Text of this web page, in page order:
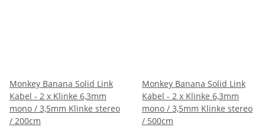
Monkey Banana Solid Link
Kabel - 2 x Klinke 6,3mm
mono / 3,5mm Klinke stereo
/ 200cm
Monkey Banana Solid Link
Kabel - 2 x Klinke 6,3mm
mono / 3,5mm Klinke stereo
/ 500cm